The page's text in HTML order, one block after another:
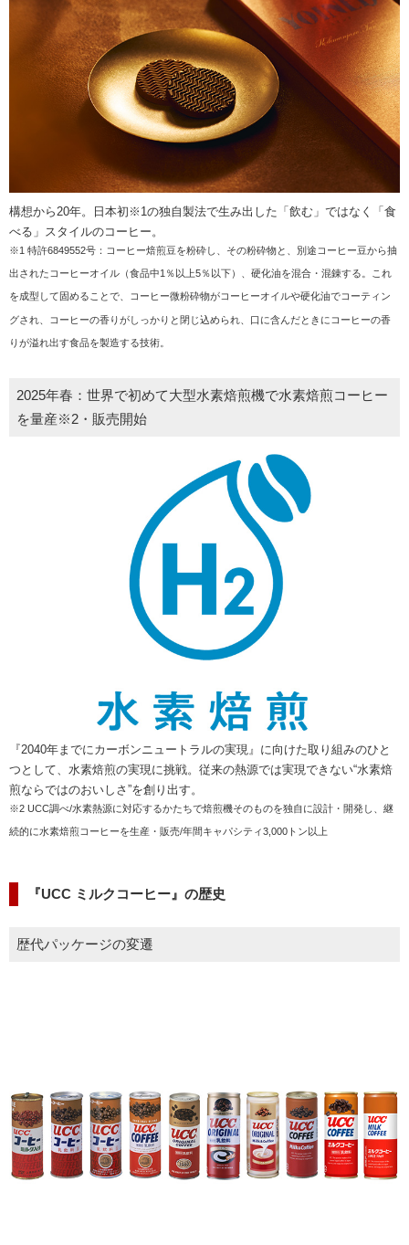
構想から20年。日本初※1の独自製法で生み出した「飲む」ではなく「食
べる」スタイルのコーヒー。
※1 特許6849552号：コーヒー焙煎豆を粉砕し、その粉砕物と、別途コーヒー豆から抽
出されたコーヒーオイル（食品中1％以上5％以下）、硬化油を混合・混錬する。これ
を成型して固めることで、コーヒー微粉砕物がコーヒーオイルや硬化油でコーティン
グされ、コーヒーの香りがしっかりと閉じ込められ、口に含んだときにコーヒーの香
りが溢れ出す食品を製造する技術。
2025年春：世界で初めて大型水素焙煎機で水素焙煎コーヒー
を量産※2・販売開始
『2040年までにカーボンニュートラルの実現』に向けた取り組みのひと
つとして、水素焙煎の実現に挑戦。従来の熱源では実現できない“水素焙
煎ならではのおいしさ”を創り出す。
※2 UCC調べ/水素熱源に対応するかたちで焙煎機そのものを独自に設計・開発し、継
続的に水素焙煎コーヒーを生産・販売/年間キャパシティ3,000トン以上
『UCC ミルクコーヒー』の歴史
歴代パッケージの変遷